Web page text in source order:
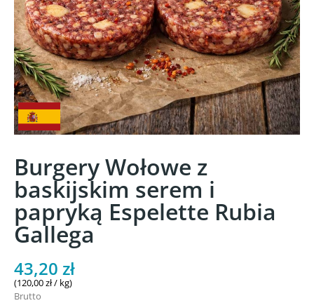
Burgery Wołowe z
baskijskim serem i
papryką Espelette Rubia
Gallega
43,20 zł
(120,00 zł / kg)
Brutto